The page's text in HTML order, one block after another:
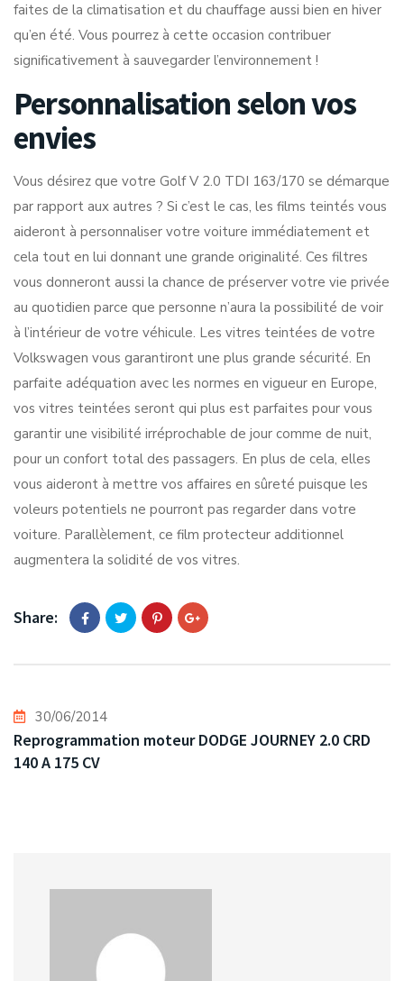
faites de la climatisation et du chauffage aussi bien en hiver
qu’en été. Vous pourrez à cette occasion contribuer
significativement à sauvegarder l’environnement !
Personnalisation selon vos
envies
Vous désirez que votre Golf V 2.0 TDI 163/170 se démarque
par rapport aux autres ? Si c’est le cas, les films teintés vous
aideront à personnaliser votre voiture immédiatement et
cela tout en lui donnant une grande originalité. Ces filtres
vous donneront aussi la chance de préserver votre vie privée
au quotidien parce que personne n’aura la possibilité de voir
à l’intérieur de votre véhicule. Les vitres teintées de votre
Volkswagen vous garantiront une plus grande sécurité. En
parfaite adéquation avec les normes en vigueur en Europe,
vos vitres teintées seront qui plus est parfaites pour vous
garantir une visibilité irréprochable de jour comme de nuit,
pour un confort total des passagers. En plus de cela, elles
vous aideront à mettre vos affaires en sûreté puisque les
voleurs potentiels ne pourront pas regarder dans votre
voiture. Parallèlement, ce film protecteur additionnel
augmentera la solidité de vos vitres.
Share:
30/06/2014
Reprogrammation moteur DODGE JOURNEY 2.0 CRD
140 A 175 CV